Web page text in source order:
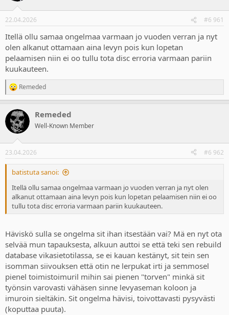
22.04.2026 #6 961
Itellä ollu samaa ongelmaa varmaan jo vuoden verran ja nyt
olen alkanut ottamaan aina levyn pois kun lopetan
pelaamisen niin ei oo tullu tota disc erroria varmaan pariin
kuukauteen.
R
e
c
t
i
s
:
Remeded
Remeded
Well-Known Member
23.04.2026 #6 962
batistuta sanoi:
Itellä ollu samaa ongelmaa varmaan jo vuoden verran ja nyt olen
alkanut ottamaan aina levyn pois kun lopetan pelaamisen niin ei oo
tullu tota disc erroria varmaan pariin kuukauteen.
Häviskö sulla se ongelma sit ihan itsestään vai? Mä en nyt ota
selvää mun tapauksesta, alkuun auttoi se että teki sen rebuild
database vikasietotilassa, se ei kauan kestänyt, sit tein sen
isomman siivouksen että otin ne lerpukat irti ja semmosel
pienel toimistoimuril mihin sai pienen "torven" minkä sit
työnsin varovasti vähäsen sinne levyaseman koloon ja
imuroin sieltäkin. Sit ongelma hävisi, toivottavasti pysyvästi
(koputtaa puuta).